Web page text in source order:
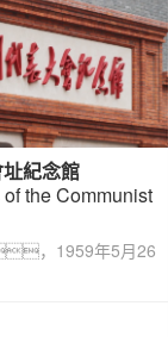
紀念館
the Communist
，1959年5月26